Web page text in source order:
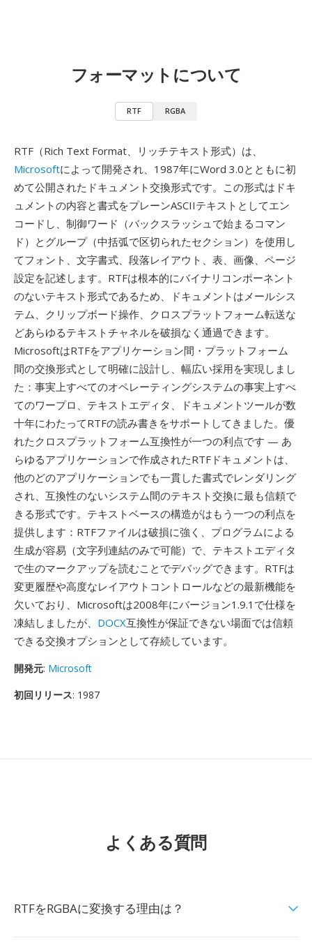
フォーマットについて
RTF RGBA
RTF（Rich Text Format、リッチテキスト形式）は、
Microsoftによって開発され、1987年にWord 3.0とともに初
めて公開されたドキュメント交換形式です。この形式はドキ
ュメントの内容と書式をプレーンASCIIテキストとしてエン
コードし、制御ワード（バックスラッシュで始まるコマン
ド）とグループ（中括弧で区切られたセクション）を使用し
てフォント、文字書式、段落レイアウト、表、画像、ページ
設定を記述します。RTFは根本的にバイナリコンポーネント
のないテキスト形式であるため、ドキュメントはメールシス
テム、クリップボード操作、クロスプラットフォーム転送な
どあらゆるテキストチャネルを破損なく通過できます。
MicrosoftはRTFをアプリケーション間・プラットフォーム
間の交換形式として明確に設計し、幅広い採用を実現しまし
た：事実上すべてのオペレーティングシステムの事実上すべ
てのワープロ、テキストエディタ、ドキュメントツールが数
十年にわたってRTFの読み書きをサポートしてきました。優
れたクロスプラットフォーム互換性が一つの利点です — あ
らゆるアプリケーションで作成されたRTFドキュメントは、
他のどのアプリケーションでも一貫した書式でレンダリング
され、互換性のないシステム間のテキスト交換に最も信頼で
きる形式です。テキストベースの構造がはもう一つの利点を
提供します：RTFファイルは破損に強く、プログラムによる
生成が容易（文字列連結のみで可能）で、テキストエディタ
で生のマークアップを読むことでデバッグできます。RTFは
変更履歴や高度なレイアウトコントロールなどの最新機能を
欠いており、Microsoftは2008年にバージョン1.9.1で仕様を
凍結しましたが、 DOCX互換性が保証できない場面では信頼
できる交換オプションとして存続しています。
開発元: Microsoft
初回リリース: 1987
よくある質問
RTFをRGBAに変換する理由は？